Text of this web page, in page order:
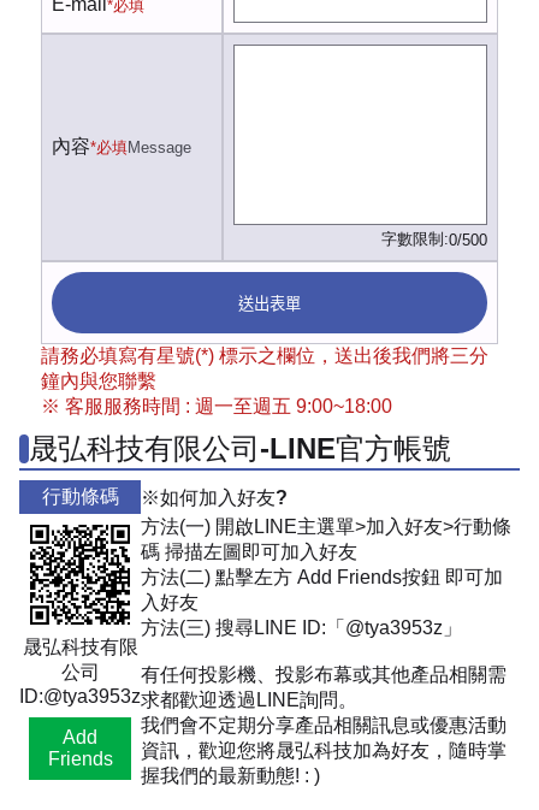
E-mail *必填
內容*必填Message
字數限制:0/500
送出表單
請務必填寫有星號(*) 標示之欄位，送出後我們將三分
鐘內與您聯繫
※ 客服服務時間 : 週一至週五 9:00~18:00
晟弘科技有限公司-LINE官方帳號
行動條碼
晟弘科技有限
公司
ID:@tya3953z
Add
Friends
※如何加入好友?
方法(一) 開啟LINE主選單>加入好友>行動條
碼 掃描左圖即可加入好友
方法(二) 點擊左方 Add Friends按鈕 即可加
入好友
方法(三) 搜尋LINE ID:「@tya3953z」
有任何投影機、投影布幕或其他產品相關需
求都歡迎透過LINE詢問。
我們會不定期分享產品相關訊息或優惠活動
資訊，歡迎您將晟弘科技加為好友，隨時掌
握我們的最新動態! : )